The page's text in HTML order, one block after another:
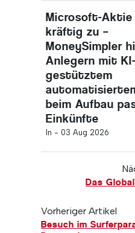
Microsoft-
kräftig zu –
MoneySimpler
Anlegern mit KI-
gestütztem
beim Aufbau
Einkünfte
In - 03 Aug 2026
Das
Vorheriger Artikel
Besuch im